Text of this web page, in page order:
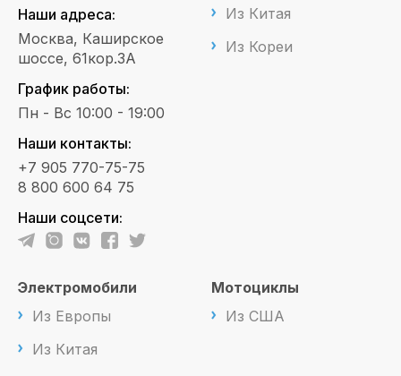
Наши адреса:
Москва, Каширское
шоссе, 61кор.3А
График работы:
Пн - Вс 10:00 - 19:00
Наши контакты:
+7 905 770-75-75
8 800 600 64 75
Наши соцсети:
Из Китая
Из Кореи
Электромобили
Из Европы
Из Китая
Мотоциклы
Из США